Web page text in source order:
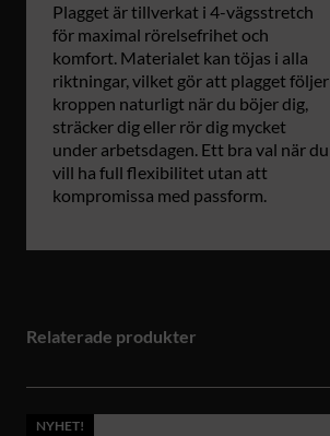
Plagget är tillverkat i 4-vägsstretch
för maximal rörelsefrihet och
komfort. Materialet kan töjas i alla
riktningar, vilket gör att plagget följer
kroppen naturligt när du böjer dig,
sträcker dig eller rör dig mycket
under arbetsdagen. Ett bra val när du
vill ha full flexibilitet utan att
kompromissa med passform.
Relaterade produkter
NYHET!